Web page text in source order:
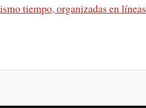
tiempo, organizadas en líneas